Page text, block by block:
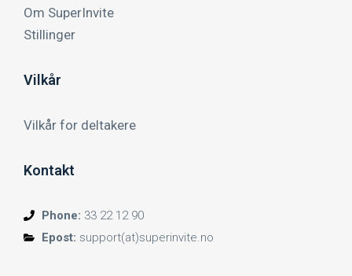
Om SuperInvite
Stillinger
Vilkår
Vilkår for deltakere
Kontakt
Phone: 33 22 12 90
Epost: support(at)superinvite.no